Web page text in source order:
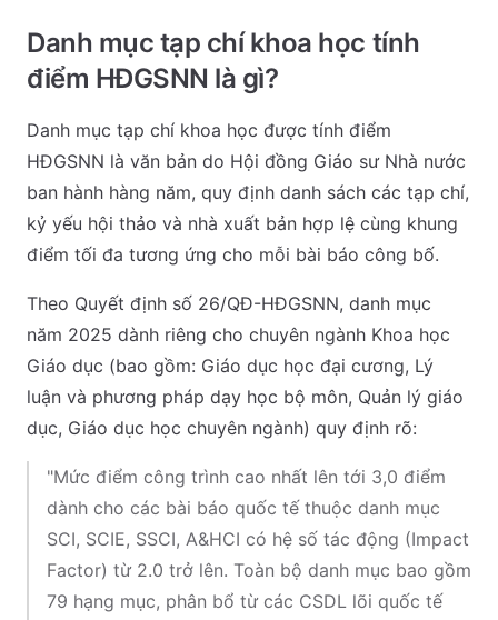
Danh mục tạp chí khoa học tính
điểm HĐGSNN là gì?
Danh mục tạp chí khoa học được tính điểm
HĐGSNN là văn bản do Hội đồng Giáo sư Nhà nước
ban hành hàng năm, quy định danh sách các tạp chí,
kỷ yếu hội thảo và nhà xuất bản hợp lệ cùng khung
điểm tối đa tương ứng cho mỗi bài báo công bố.
Theo Quyết định số 26/QĐ-HĐGSNN, danh mục
năm 2025 dành riêng cho chuyên ngành Khoa học
Giáo dục (bao gồm: Giáo dục học đại cương, Lý
luận và phương pháp dạy học bộ môn, Quản lý giáo
dục, Giáo dục học chuyên ngành) quy định rõ:
"Mức điểm công trình cao nhất lên tới 3,0 điểm
dành cho các bài báo quốc tế thuộc danh mục
SCI, SCIE, SSCI, A&HCI có hệ số tác động (Impact
Factor) từ 2.0 trở lên. Toàn bộ danh mục bao gồm
79 hạng mục, phân bổ từ các CSDL lõi quốc tế